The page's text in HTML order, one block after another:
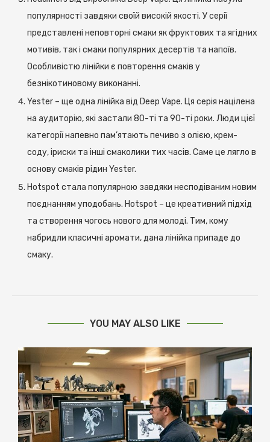
популярності завдяки своїй високій якості. У серії
представлені неповторні смаки як фруктових та ягідних
мотивів, так і смаки популярних десертів та напоїв.
Особливістю лінійки є повторення смаків у
безнікотиновому виконанні.
Yester – ще одна лінійка від Deep Vape. Ця серія націлена
на аудиторію, які застали 80-ті та 90-ті роки. Люди цієї
категорії напевно пам’ятають печиво з олією, крем-
соду, іриски та інші смаколики тих часів. Саме це лягло в
основу смаків рідин Yester.
Hotspot стала популярною завдяки несподіваним новим
поєднанням уподобань. Hotspot – це креативний підхід
та створення чогось нового для молоді. Тим, кому
набридли класичні аромати, дана лінійка припаде до
смаку.
YOU MAY ALSO LIKE